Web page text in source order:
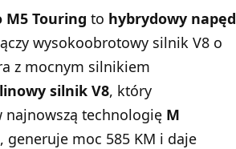
Touring to hybrydowy napęd
wysokoobrotowy silnik V8 o
z mocnym silnikiem
silnik V8, który
najnowszą technologię M
, generuje moc 585 KM i daje